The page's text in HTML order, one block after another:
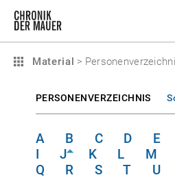
Material >
PERSONENVERZEICHNIS
A B C D E
I
J K L M
Q
R S T U